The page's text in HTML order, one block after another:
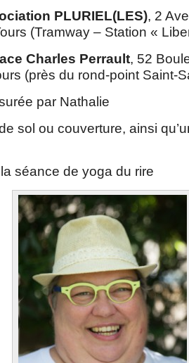
PLURIEL(LES), 2
(Tramway – Station «
Charles Perrault, 52
(près du rond-point Saint-
par Nathalie
sol ou couverture, ainsi
séance de yoga du rire